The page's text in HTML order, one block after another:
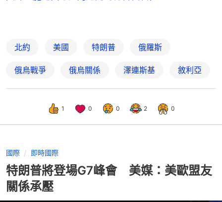
北約 美國 特朗普 俄羅斯
俄烏戰爭 俄烏關係 澤連斯基 敘利亞
1 0 0 2 0
國際 即時國際
特朗普將登場G7峰會 美媒：美歐盟友
關係承壓